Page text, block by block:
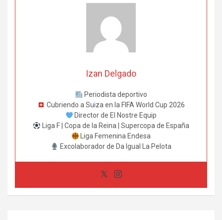
Izan Delgado
Periodista deportivo
Cubriendo a Suiza en la FIFA World Cup 2026
Director de El Nostre Equip
Liga F | Copa de la Reina | Supercopa de España
Liga Femenina Endesa
Excolaborador de Da Igual La Pelota